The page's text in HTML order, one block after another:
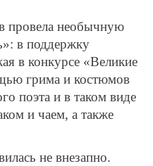
провела необычную
в поддержку
в конкурсе «Великие
грима и костюмов
поэта и в таком виде
и чаем, а также
не внезапно.